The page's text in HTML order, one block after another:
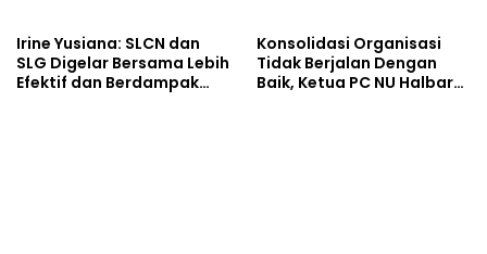
Irine Yusiana: SLCN dan
SLG Digelar Bersama Lebih
Efektif dan Berdampak
Konsolidasi Organisasi
Tidak Berjalan Dengan
Baik, Ketua PC NU Halbar